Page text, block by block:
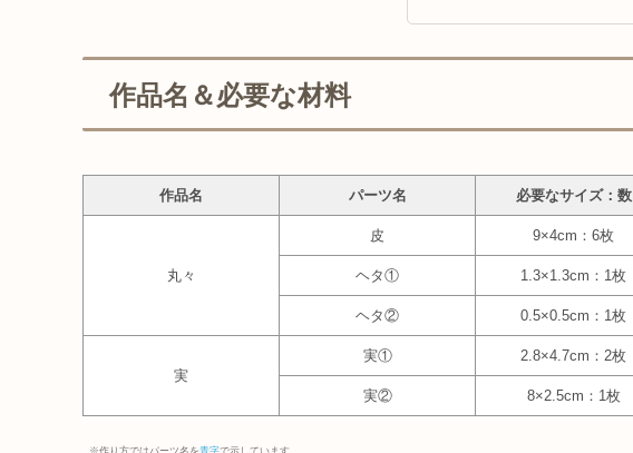
作品名＆必要な材料
作品名 パーツ名 必要なサイズ：数
丸々
皮 9×4cm：6枚
ヘタ① 1.3×1.3cm：1枚
ヘタ② 0.5×0.5cm：1枚
実
実① 2.8×4.7cm：2枚
実②
8×2.5cm：1枚